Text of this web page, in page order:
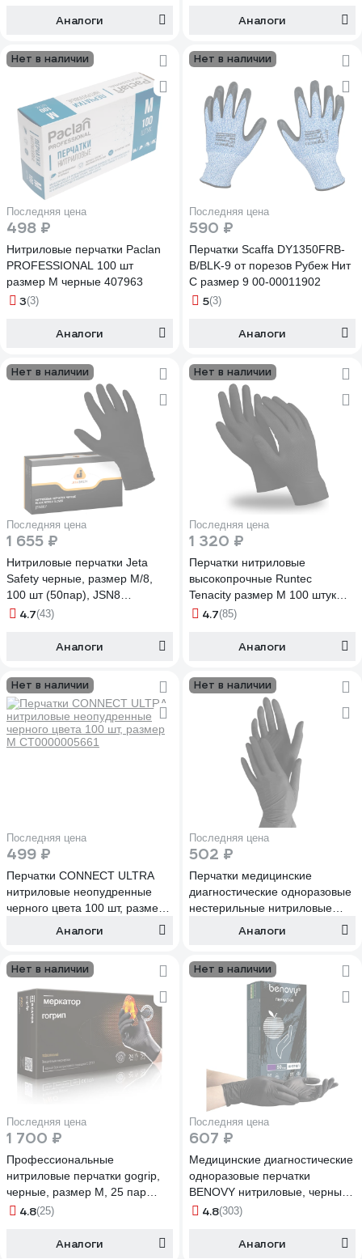
Аналоги Аналоги
Нет в наличии
Последняя цена
498 ₽
Нитриловые перчатки Paclan
PROFESSIONAL 100 шт
размер M черные 407963
3(3)
Аналоги
Нет в наличии
Последняя цена
590 ₽
Перчатки Scaffa DY1350FRB-
B/BLK-9 от порезов Рубеж Нит
С размер 9 00-00011902
5(3)
Аналоги
Нет в наличии
Последняя цена
1 655 ₽
Нитриловые перчатки Jeta
Safety черные, размер М/8,
100 шт (50пар), JSN8
JSN808/M
4.7(43)
Аналоги
Нет в наличии
Последняя цена
1 320 ₽
Перчатки нитриловые
высокопрочные Runtec
Tenacity размер M 100 штук
RT-GLVS-M
4.7(85)
Аналоги
Нет в наличии
Последняя цена
499 ₽
Перчатки CONNECT ULTRA
нитриловые неопудренные
черного цвета 100 шт, размер
Аналоги
Нет в наличии
Последняя цена
502 ₽
Перчатки медицинские
диагностические одноразовые
нестерильные нитриловые
текстурированные на пальцах
100 шт 18 505
Аналоги
Нет в наличии
Последняя цена
1 700 ₽
Профессиональные
нитриловые перчатки gogrip,
черные, размер М, 25 пар
RP30023003_0001
4.8(25)
Аналоги
Нет в наличии
Последняя цена
607 ₽
Медицинские диагностические
одноразовые перчатки
BENOVY нитриловые, черные,
р. M, 100 шт 24 547
4.8(303)
Аналоги